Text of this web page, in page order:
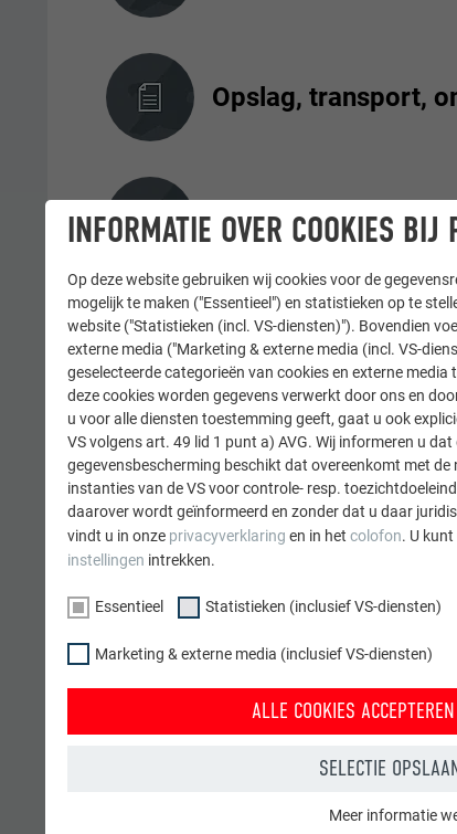
Opslag, transport,
Batchnummer
Reiniging
TERUG
INFORMATIE OVER COOKIES BIJ
Op deze website gebruiken wij cookies voor de
mogelijk te maken ("Essentieel") en statistieken op te
website ("Statistieken (incl. VS-diensten)"). Bovendien
externe media ("Marketing & externe media (incl. VS-
geselecteerde categorieën van cookies en externe
deze cookies worden gegevens verwerkt door ons en
u voor alle diensten toestemming geeft, gaat u ook
VS volgens art. 49 lid 1 punt a) AVG. Wij informeren u dat
gegevensbescherming beschikt dat overeenkomt met de
instanties van de VS voor controle- resp.
daarover wordt geïnformeerd en zonder dat u daar
vindt u in onze privacyverklaring en in het colofon. U
instellingen intrekken.
Essentieel Statistieken (inclusief VS-diensten)
Marketing & externe media (inclusief VS-diensten)
ALLE COOKIES
SELECTIE
Meer informatie